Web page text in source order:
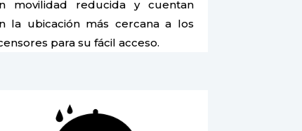
movilidad reducida y cuentan
la ubicación más cercana a los
para su fácil acceso.